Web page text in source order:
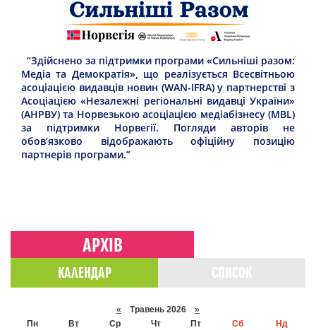
“Здійснено за підтримки програми «Сильніші разом:
Медіа та Демократія», що реалізується Всесвітньою
асоціацією видавців новин (WAN-IFRA) у партнерстві з
Асоціацією «Незалежні регіональні видавці України»
(АНРВУ) та Норвезькою асоціацією медіабізнесу (MBL)
за підтримки Норвегії. Погляди авторів не
обов’язково відображають офіційну позицію
партнерів програми.”
АРХІВ
КАЛЕНДАР
« Травень 2026 »
Пн
Вт Ср Чт Пт Сб
Нд